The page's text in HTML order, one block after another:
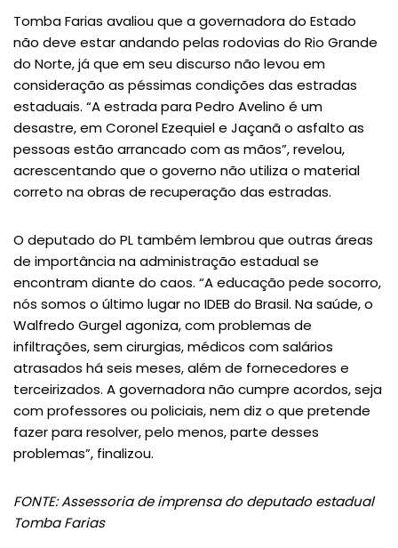
Tomba Farias avaliou que a governadora do Estado
não deve estar andando pelas rodovias do Rio Grande
do Norte, já que em seu discurso não levou em
consideração as péssimas condições das estradas
estaduais. “A estrada para Pedro Avelino é um
desastre, em Coronel Ezequiel e Jaçanã o asfalto as
pessoas estão arrancado com as mãos”, revelou,
acrescentando que o governo não utiliza o material
correto na obras de recuperação das estradas.
O deputado do PL também lembrou que outras áreas
de importância na administração estadual se
encontram diante do caos. “A educação pede socorro,
nós somos o último lugar no IDEB do Brasil. Na saúde, o
Walfredo Gurgel agoniza, com problemas de
infiltrações, sem cirurgias, médicos com salários
atrasados há seis meses, além de fornecedores e
terceirizados. A governadora não cumpre acordos, seja
com professores ou policiais, nem diz o que pretende
fazer para resolver, pelo menos, parte desses
problemas”, finalizou.
FONTE: Assessoria de imprensa do deputado estadual
Tomba Farias